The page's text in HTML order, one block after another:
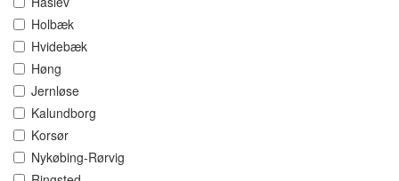
Holbæk
Hvidebæk
Høng
Jernløse
Kalundborg
Korsør
Nykøbing-Rørvig